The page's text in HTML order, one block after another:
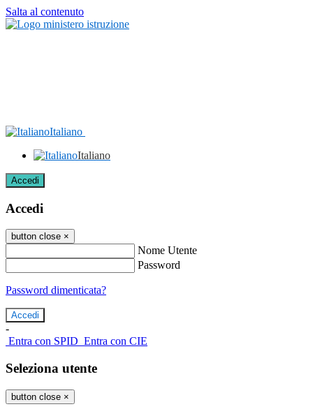
Salta al contenuto
Italiano
Italiano
Accedi
Accedi
button close ×
Nome Utente
Password
Password dimenticata?
-
Entra con SPID Entra con CIE
Seleziona utente
button close ×